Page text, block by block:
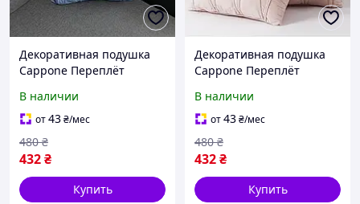
Декоративная подушка
Cappone Переплёт
В наличии
от43₴/мес
432₴
480 ₴
Купить
Декоративная подушка
Cappone Переплёт
В наличии
от43₴/мес
432₴
480 ₴
Купить